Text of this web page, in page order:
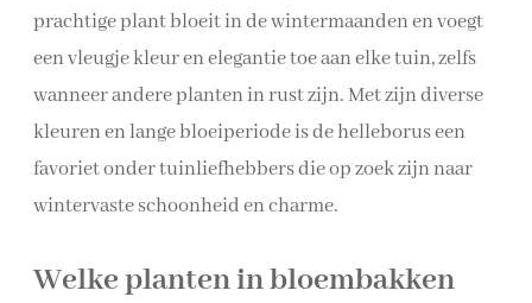
prachtige plant bloeit in de wintermaanden en voegt
een vleugje kleur en elegantie toe aan elke tuin, zelfs
wanneer andere planten in rust zijn. Met zijn diverse
kleuren en lange bloeiperiode is de helleborus een
favoriet onder tuinliefhebbers die op zoek zijn naar
wintervaste schoonheid en charme.
Welke planten in bloembakken